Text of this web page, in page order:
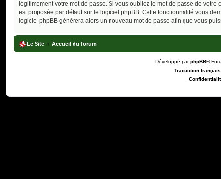
légitimement votre mot de passe. Si vous oubliez le mot de passe de
est proposée par défaut sur le logiciel phpBB. Cette fonctionnalité vous
logiciel phpBB générera alors un nouveau mot de passe afin que vous
Le Site Accueil du forum
Développé parphpBB®
Traduction